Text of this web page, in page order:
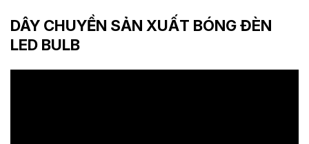
DÂY CHUYỀN SẢN XUẤT BÓNG ĐÈN
LED BULB